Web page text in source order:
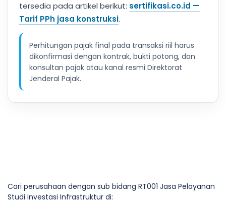
tersedia pada artikel berikut: sertifikasi.co.id —
Tarif PPh jasa konstruksi.
Perhitungan pajak final pada transaksi riil harus
dikonfirmasi dengan kontrak, bukti potong, dan
konsultan pajak atau kanal resmi Direktorat
Jenderal Pajak.
Cari perusahaan dengan sub bidang RT001 Jasa Pelayanan
Studi Investasi Infrastruktur di: